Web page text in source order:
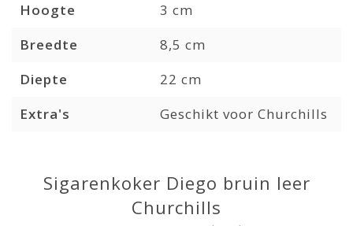
Hoogte
3 cm
Breedte
8,5 cm
Diepte
22 cm
Extra's
Geschikt voor Churchills
Sigarenkoker Diego bruin leer
Churchills